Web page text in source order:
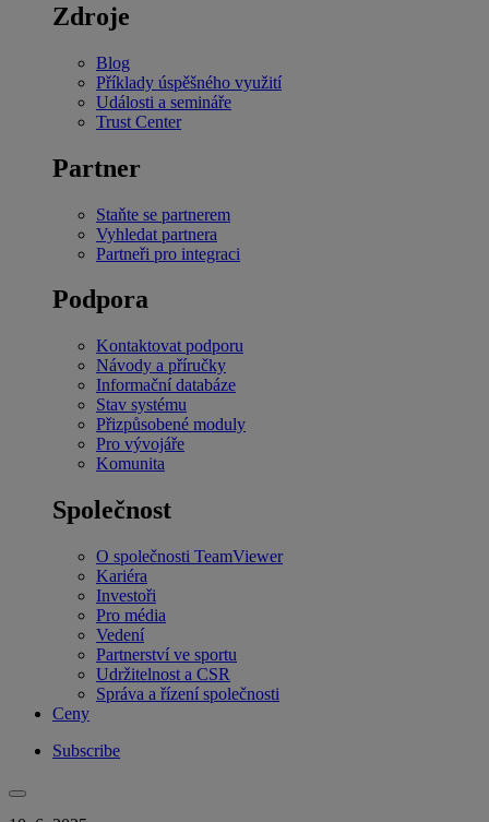
Zdroje
Blog
Příklady úspěšného využití
Události a semináře
Trust Center
Partner
Staňte se partnerem
Vyhledat partnera
Partneři pro integraci
Podpora
Kontaktovat podporu
Návody a příručky
Informační databáze
Stav systému
Přizpůsobené moduly
Pro vývojáře
Komunita
Společnost
O společnosti TeamViewer
Kariéra
Investoři
Pro média
Vedení
Partnerství ve sportu
Udržitelnost a CSR
Správa a řízení společnosti
Ceny
Subscribe